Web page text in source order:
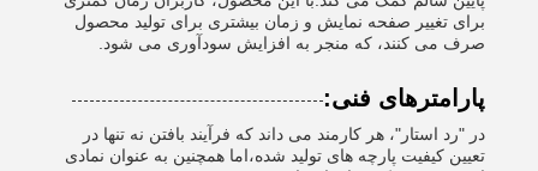
برای تغییر صفحه نمایش و زمان بیشتری برای تولید محصول
صرف می کنند، که منجر به افزایش سودآوری می شود.
پارامترهای فنی:
در "رد استار"، هر کارمند می داند که فرآیند بافتن نه تنها در
تعیین کیفیت پارچه های تولید شده،اما همچنین به عنوان نمادی